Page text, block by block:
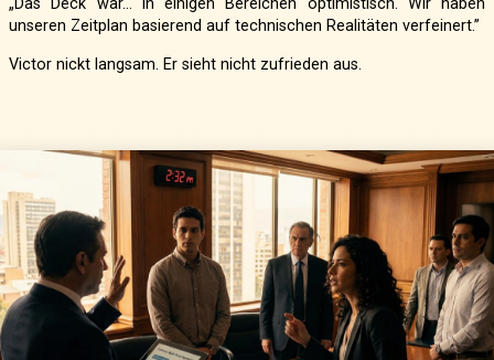
„Das Deck war… in einigen Bereichen optimistisch. Wir haben
unseren Zeitplan basierend auf technischen Realitäten verfeinert.”
Victor nickt langsam. Er sieht nicht zufrieden aus.